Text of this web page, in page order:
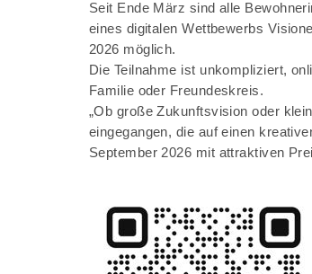
Seit Ende März sind alle
eines digitalen Wettbewerbs
2026 möglich.
Die Teilnahme ist unkompliziert,
Familie oder Freundeskreis.
„Ob große Zukunftsvision oder
eingegangen, die auf einen
September 2026 mit attraktiven